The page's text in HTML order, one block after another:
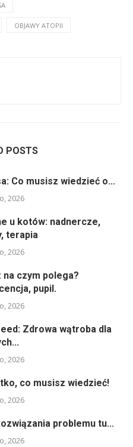
OBJAWY ATOPII
POSTS
Co musisz wiedzieć o...
2026
u kotów: nadnercze,
terapia
2026
czym polega?
pupil.
2026
Zdrowa wątroba dla
2026
co musisz wiedzieć!
2026
problemu tu...
2026